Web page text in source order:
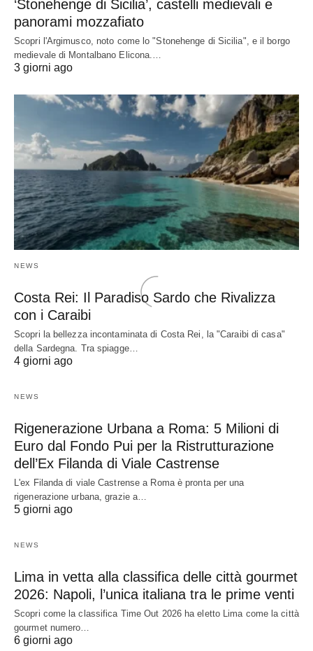
‘Stonehenge di Sicilia’, castelli medievali e
panorami mozzafiato
Scopri l'Argimusco, noto come lo "Stonehenge di Sicilia", e il borgo
medievale di Montalbano Elicona.…
3 giorni ago
NEWS
Costa Rei: Il Paradiso Sardo che Rivalizza
con i Caraibi
Scopri la bellezza incontaminata di Costa Rei, la "Caraibi di casa"
della Sardegna. Tra spiagge…
4 giorni ago
NEWS
Rigenerazione Urbana a Roma: 5 Milioni di
Euro dal Fondo Pui per la Ristrutturazione
dell’Ex Filanda di Viale Castrense
L'ex Filanda di viale Castrense a Roma è pronta per una
rigenerazione urbana, grazie a…
5 giorni ago
NEWS
Lima in vetta alla classifica delle città gourmet
2026: Napoli, l’unica italiana tra le prime venti
Scopri come la classifica Time Out 2026 ha eletto Lima come la città
gourmet numero…
6 giorni ago